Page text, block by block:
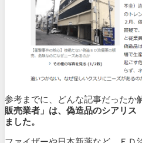
参考までに、どんな記事だったか
販売業者」は、偽造品のシアリス
ました。